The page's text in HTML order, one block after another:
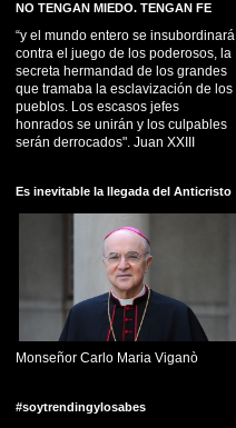
NO TENGAN MIEDO. TENGAN FE
“y el mundo entero se insubordinará
contra el juego de los poderosos, la
secreta hermandad de los grandes
que tramaba la esclavización de los
pueblos. Los escasos jefes
honrados se unirán y los culpables
serán derrocados". Juan XXIII
Es inevitable la llegada del Anticristo
Monseñor Carlo Maria Viganò
#soytrendingylosabes